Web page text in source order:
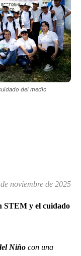
del medio
noviembre de 2025
STEM y el cuidado
Niño con una